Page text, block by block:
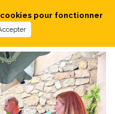
pour fonctionner